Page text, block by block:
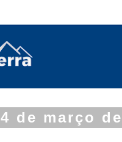
de março